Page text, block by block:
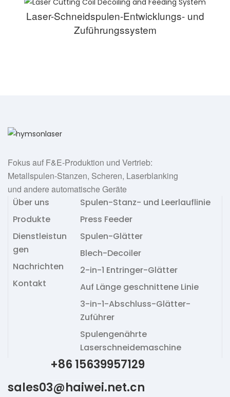
Laser-Schneidspulen-Entwicklungs- und
Zuführungssystem
Fokus auf F&E-Produktion und Vertrieb:
Metallspulen-Stanzen, Scheren, Laserblanking
und andere automatische Geräte
Über uns
Produkte
Dienstleistun
gen
Nachrichten
Kontakt
Spulen-Stanz- und Leerlauflinie
Press Feeder
Spulen-Glätter
Blech-Decoiler
2-in-1 Entringer-Glätter
Auf Länge geschnittene Linie
3-in-1-Abschluss-Glätter-
Zuführer
Spulengenährte
Laserschneidemaschine
+86 15639957129
sales03@haiwei.net.cn